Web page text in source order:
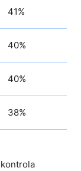
41%
40%
40%
38%